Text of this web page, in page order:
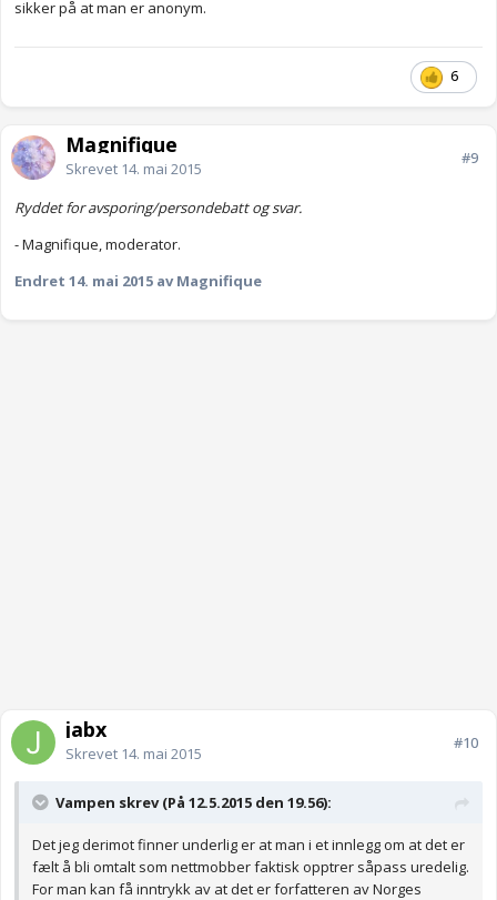
sikker på at man er anonym.
6
Magnifique
Skrevet 14. mai 2015
#9
Ryddet for avsporing/persondebatt og svar.
- Magnifique, moderator.
Endret 14. mai 2015 av Magnifique
jabx
Skrevet 14. mai 2015
#10
Vampen skrev (På 12.5.2015 den 19.56):
Det jeg derimot finner underlig er at man i et innlegg om at det er
fælt å bli omtalt som nettmobber faktisk opptrer såpass uredelig.
For man kan få inntrykk av at det er forfatteren av Norges